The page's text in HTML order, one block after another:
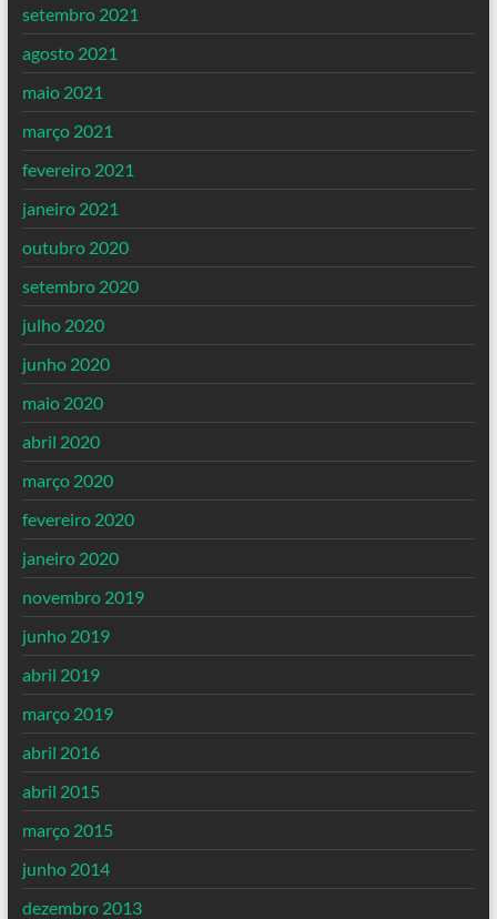
setembro 2021
agosto 2021
maio 2021
março 2021
fevereiro 2021
janeiro 2021
outubro 2020
setembro 2020
julho 2020
junho 2020
maio 2020
abril 2020
março 2020
fevereiro 2020
janeiro 2020
novembro 2019
junho 2019
abril 2019
março 2019
abril 2016
abril 2015
março 2015
junho 2014
dezembro 2013